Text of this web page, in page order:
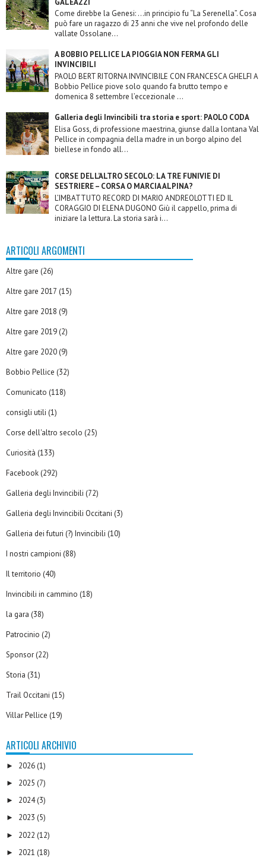
Come direbbe la Genesi: …in principio fu “La Serenella”. Cosa
può fare un ragazzo di 23 anni che vive nel profondo delle
vallate Ossolane...
A BOBBIO PELLICE LA PIOGGIA NON FERMA GLI
INVINCIBILI
PAOLO BERT RITORNA INVINCIBILE CON FRANCESCA GHELFI A
Bobbio Pellice piove solo quando fa brutto tempo e
domenica 8 settembre l’eccezionale ...
Galleria degli Invincibili tra storia e sport: PAOLO CODA
Elisa Goss, di professione maestrina, giunse dalla lontana Val
Pellice in compagnia della madre in un borgo alpino del
biellese in fondo all...
CORSE DELL’ALTRO SECOLO: LA TRE FUNIVIE DI
SESTRIERE – CORSA O MARCIA ALPINA?
L’IMBATTUTO RECORD DI MARIO ANDREOLOTTI ED IL
CORAGGIO DI ELENA DUGONO Giù il cappello, prima di
iniziare la lettura. La storia sarà i...
ARTICOLI ARGOMENTI
Altre gare (26)
Altre gare 2017 (15)
Altre gare 2018 (9)
Altre gare 2019 (2)
Altre gare 2020 (9)
Bobbio Pellice (32)
Comunicato (118)
consigli utili (1)
Corse dell'altro secolo (25)
Curiosità (133)
Facebook (292)
Galleria degli Invincibili (72)
Galleria degli Invincibili Occitani (3)
Galleria dei futuri (?) Invincibili (10)
I nostri campioni (88)
Il territorio (40)
Invincibili in cammino (18)
la gara (38)
Patrocinio (2)
Sponsor (22)
Storia (31)
Trail Occitani (15)
Villar Pellice (19)
ARTICOLI ARCHIVIO
► 2026 (1)
► 2025 (7)
► 2024(3)
► 2023 (5)
► 2022 (12)
► 2021 (18)